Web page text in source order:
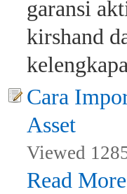
garansi
kirshand
Cara
Asset
Viewed
Read More